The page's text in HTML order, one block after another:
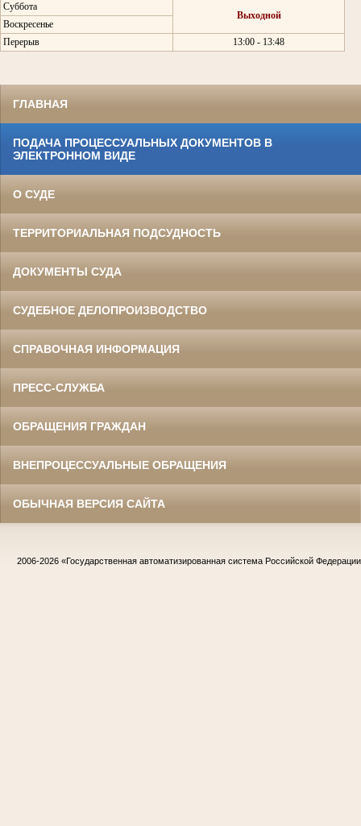
Суббота
Выходной
Воскресенье
Перерыв
13:00 - 13:48
ГЛАВНАЯ
ПОДАЧА ПРОЦЕССУАЛЬНЫХ ДОКУМЕНТОВ В
ЭЛЕКТРОННОМ ВИДЕ
О СУДЕ
ТЕРРИТОРИАЛЬНАЯ ПОДСУДНОСТЬ
ДОКУМЕНТЫ СУДА
СУДЕБНОЕ ДЕЛОПРОИЗВОДСТВО
СПРАВОЧНАЯ ИНФОРМАЦИЯ
ПРЕСС-СЛУЖБА
ОБРАЩЕНИЯ ГРАЖДАН
ВНЕПРОЦЕССУАЛЬНЫЕ ОБРАЩЕНИЯ
ОБЫЧНАЯ ВЕРСИЯ САЙТА
2006-2026 «Государственная автоматизированная система Российской